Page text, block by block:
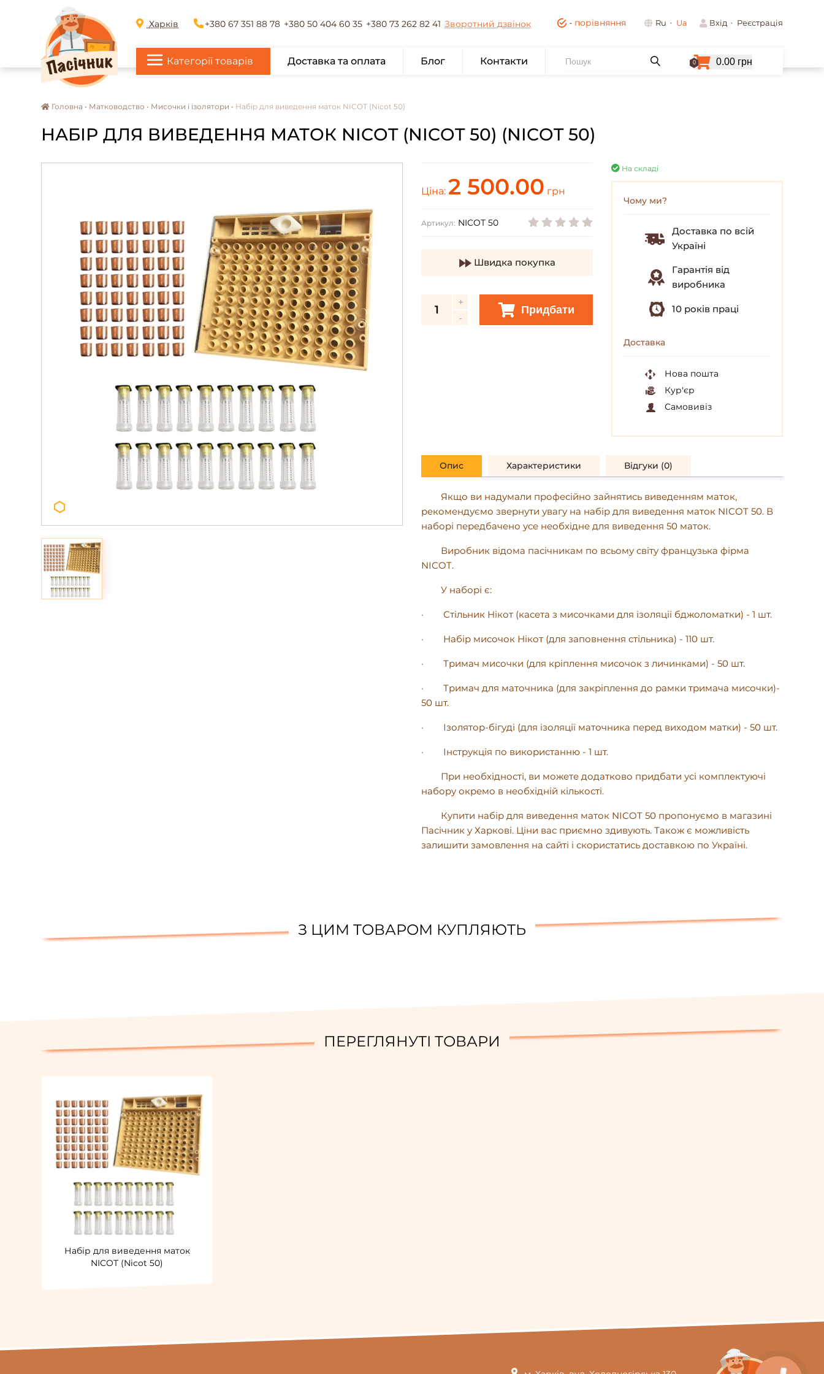
Харків +380 67 351 88 78 +380 50 404 60 35 +380 73 262 82 41 Зворотний дзвінок - порівняння Ru Ua Вхід Реєстрація
Категорії товарів Доставка та оплата Блог Контакти 0 0.00 грн
Головна • Матководство • Мисочки і ізолятори • Набір для виведення маток NICOT (Nicot 50)
НАБІР ДЛЯ ВИВЕДЕННЯ МАТОК NICOT (NICOT 50) (NICOT 50)
Ціна: 2 500.00 грн
Артикул: NICOT 50
Швидка покупка
Придбати
На складі
Чому ми?
Доставка по всій
Україні
Гарантія від
виробника
10 років праці
Доставка
Нова пошта
Кур'єр
Самовивіз
Опис Характеристики Відгуки (0)
Якщо ви надумали професійно зайнятись виведенням маток,
рекомендуємо звернути увагу на набір для виведення маток NICOT 50. В
наборі передбачено усе необхідне для виведення 50 маток.
Виробник відома пасічникам по всьому світу французька фірма
NICOT.
У наборі є:
· Стільник Нікот (касета з мисочками для ізоляції бджоломатки) - 1 шт.
· Набір мисочок Нікот (для заповнення стільника) - 110 шт.
· Тримач мисочки (для кріплення мисочок з личинками) - 50 шт.
·
Тримач для маточника (для закріплення до рамки тримача мисочки)-
50 шт.
· Ізолятор-бігуді (для ізоляції маточника перед виходом матки) - 50 шт.
· Інструкція по використанню - 1 шт.
При необхідності, ви можете додатково придбати усі комплектуючі
набору окремо в необхідній кількості.
Купити набір для виведення маток NICOT 50 пропонуємо в магазині
Пасічник у Харкові. Ціни вас приємно здивують. Також є можливість
залишити замовлення на сайті і скористатись доставкою по Україні.
З ЦИМ ТОВАРОМ КУПЛЯЮТЬ
ПЕРЕГЛЯНУТІ ТОВАРИ
Набір для виведення маток
NICOT (Nicot 50)